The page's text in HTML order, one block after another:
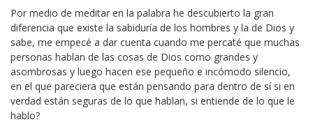
Por medio de meditar en la palabra he descubierto la gran
diferencia que existe la sabiduría de los hombres y la de Dios y
sabe, me empecé a dar cuenta cuando me percaté que muchas
personas hablan de las cosas de Dios como grandes y
asombrosas y luego hacen ese pequeño e incómodo silencio,
en el que pareciera que están pensando para dentro de sí si en
verdad están seguras de lo que hablan, si entiende de lo que le
hablo?